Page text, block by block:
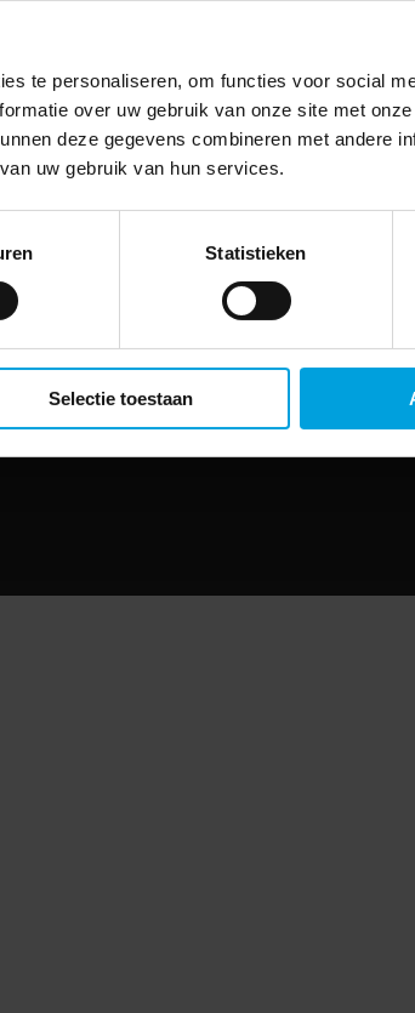
te personaliseren, om functies voor social
over uw gebruik van onze site met
deze gegevens combineren met andere
uw gebruik van hun services.
Statistieken
Selectie toestaan